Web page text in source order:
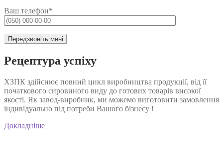
Ваш телефон*
Рецептура успіху
ХЗПК здійснює повний цикл виробництва продукції, від її
початкового сировиного виду до готових товарів високої
якості. Як завод-виробник, ми можемо виготовити замовлення
індивідуально під потреби Вашого бізнесу !
Докладніше